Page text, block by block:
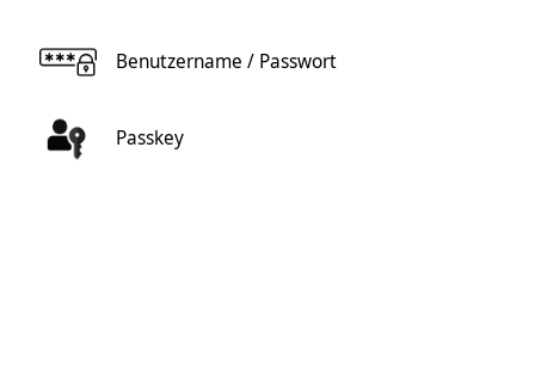
Benutzername / Passwort
Passkey